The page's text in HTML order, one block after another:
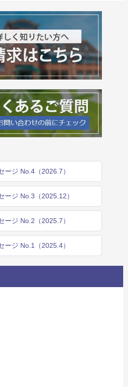
ージ No.4（2026.7）
ージ No.3（2025.12）
ージ No.2（2025.7）
ージ No.1（2025.4）